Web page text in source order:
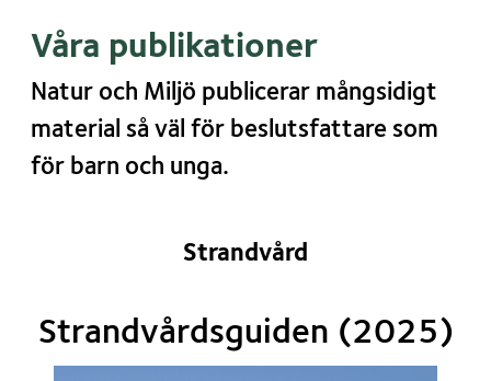
Våra publikationer
Natur och Miljö publicerar mångsidigt
material så väl för beslutsfattare som
för barn och unga.
Strandvård
Strandvårdsguiden (2025)